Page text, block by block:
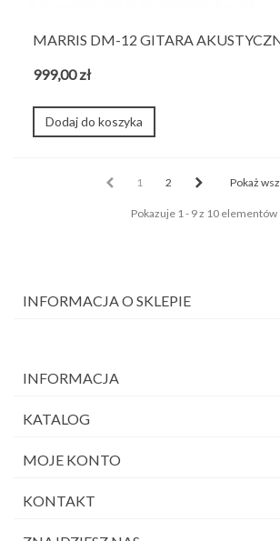
MARRIS DM-12 GITARA
999,00 zł
Dodaj do koszyka
1 2 Pokaż
Pokazuje 1 - 9 z 10 elementów
INFORMACJA O SKLEPIE
INFORMACJA
KATALOG
MOJE KONTO
KONTAKT